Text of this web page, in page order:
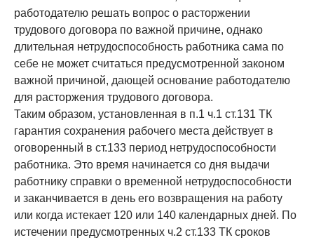
работодателю решать вопрос о расторжении
трудового договора по важной причине, однако
длительная нетрудоспособность работника сама по
себе не может считаться предусмотренной законом
важной причиной, дающей основание работодателю
для расторжения трудового договора.
Таким образом, установленная в п.1 ч.1 ст.131 ТК
гарантия сохранения рабочего места действует в
оговоренный в ст.133 период нетрудоспособности
работника. Это время начинается со дня выдачи
работнику справки о временной нетрудоспособности
и заканчивается в день его возвращения на работу
или когда истекает 120 или 140 календарных дней. По
истечении предусмотренных ч.2 ст.133 ТК сроков